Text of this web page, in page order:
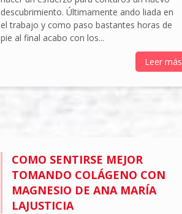
descubrimiento. Últimamente ando liada en
el trabajo y como paso bastantes horas de
pie al final acabo con los...
Leer más
COMO SENTIRSE MEJOR
TOMANDO COLÁGENO CON
MAGNESIO DE ANA MARÍA
LAJUSTICIA